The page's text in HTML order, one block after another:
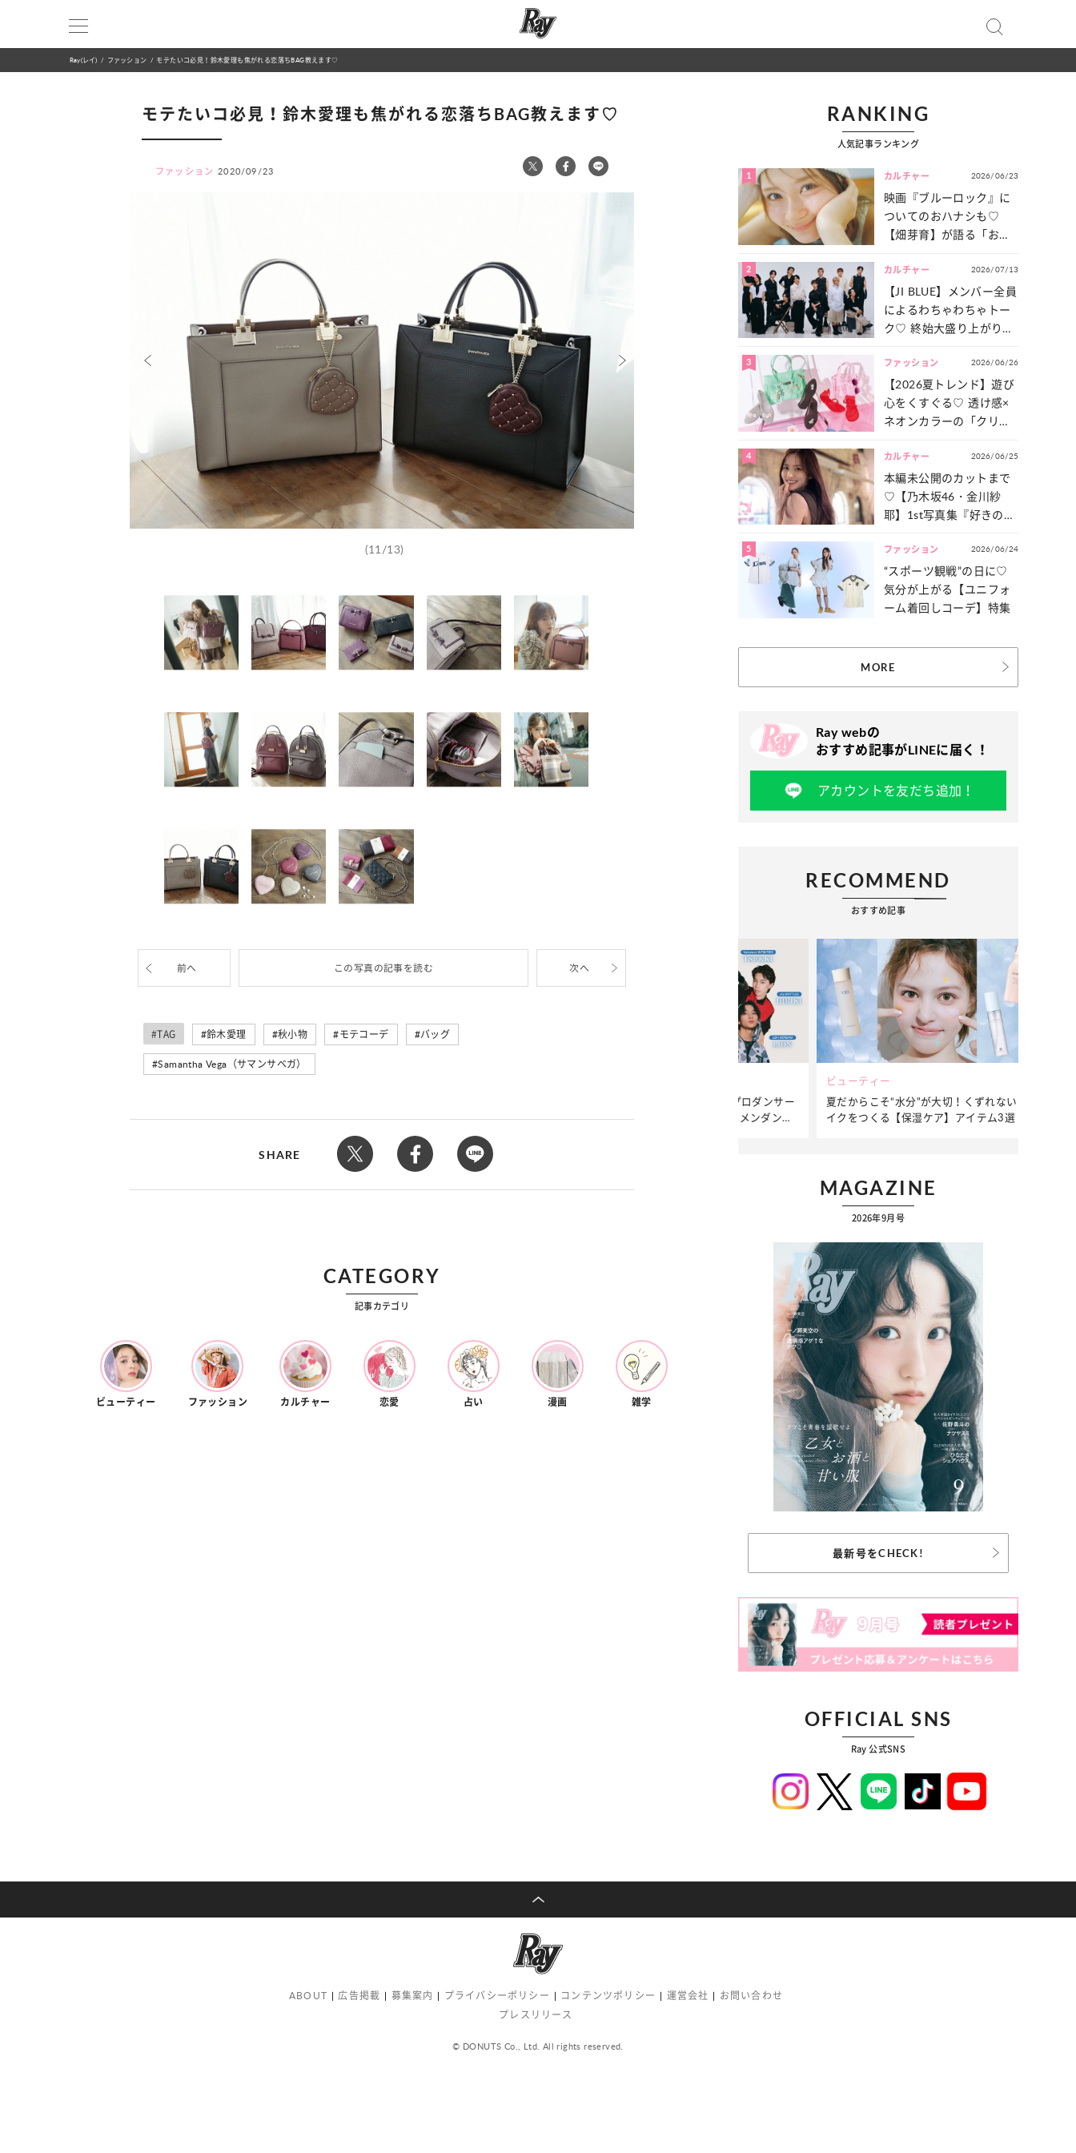
Ray(レイ) ファッション モテたいコ必見！鈴木愛理も焦がれる恋落ちBAG教えます♡
モテたいコ必見！鈴木愛理も焦がれる恋落ちBAG教えます♡
ファッション 2020/09/23
(11/13)
前へ この写真の記事を読む 次へ
#TAG 鈴木愛理 秋小物 モテコーデ バッグ
Samantha Vega（サマンサベガ）
SHARE
RANKING
人気記事ランキング
1 カルチャー 2026/06/23
映画『ブルーロック』に
ついてのおハナシも♡
【畑芽育】が語る「お仕
は？
2 カルチャー 2026/07/13
【JI BLUE】メンバー全員
によるわちゃわちゃトー
ク♡ 終始大盛り上がりだ
一気見せ！
3 ファッション 2026/06/26
【2026夏トレンド】遊び
心をくすぐる♡ 透け感×
ネオンカラーの「クリア
4 カルチャー 2026/06/25
本編未公開のカットまで
♡【乃木坂46・金川紗
耶】1st写真集『好きのグ
たっぷりとお届け！
5 ファッション 2026/06/24
“スポーツ観戦”の日に♡
気分が上がる【ユニフォ
ーム着回しコーデ】特集
MORE
Ray webの
おすすめ記事がLINEに届く！
アカウントを友だち追加！
RECOMMEND
おすすめ記事
れ女子が夢中な「ヌン活」の楽しみ方
8月20日の運勢は？
【Dリーグ】Ray世代注目のプロダンサー
集団♡ 各チームを彩る「イケメンダンサ
ビューティー
夏だからこそ“水分”が大切！くずれないメ
イクをつくる【保湿ケア】アイテム3選
簡単アレン
ぷりの【そ
MAGAZINE
2026年9月号
最新号をCHECK!
OFFICIAL SNS
Ray 公式SNS
CATEGORY
記事カテゴリ
ビューティー ファッション カルチャー 恋愛 占い 漫画 雑学
ABOUT 広告掲載 募集案内 プライバシーポリシー コンテンツポリシー 運営会社
お問い合わせ
プレスリリース
© DONUTS Co., Ltd. All rights reserved.